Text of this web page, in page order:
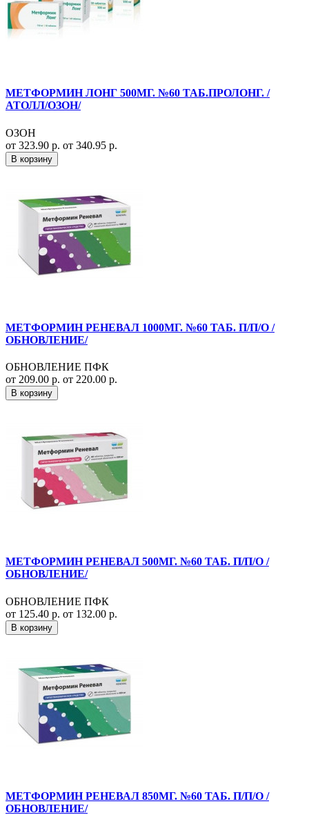
МЕТФОРМИН ЛОНГ 500МГ. №60 ТАБ.ПРОЛОНГ. /
АТОЛЛ/ОЗОН/
ОЗОН
от 323.90 р. от 340.95 р.
В корзину
МЕТФОРМИН РЕНЕВАЛ 1000МГ. №60 ТАБ. П/П/О /
ОБНОВЛЕНИЕ/
ОБНОВЛЕНИЕ ПФК
от 209.00 р. от 220.00 р.
В корзину
МЕТФОРМИН РЕНЕВАЛ 500МГ. №60 ТАБ. П/П/О /
ОБНОВЛЕНИЕ/
ОБНОВЛЕНИЕ ПФК
от 125.40 р. от 132.00 р.
В корзину
МЕТФОРМИН РЕНЕВАЛ 850МГ. №60 ТАБ. П/П/О /
ОБНОВЛЕНИЕ/